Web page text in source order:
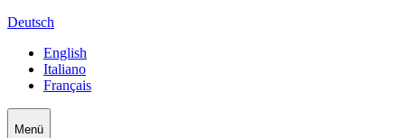
Deutsch
English
Italiano
Français
Menü